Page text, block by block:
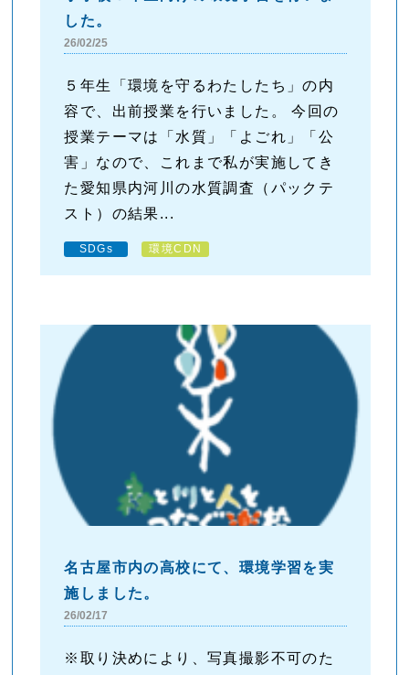
した。
26/02/25
５年生「環境を守るわたしたち」の内
容で、出前授業を行いました。 今回の
授業テーマは「水質」「よごれ」「公
害」なので、これまで私が実施してき
た愛知県内河川の水質調査（パックテ
スト）の結果...
SDGs 環境CDN
名古屋市内の高校にて、環境学習を実
施しました。
26/02/17
※取り決めにより、写真撮影不可のた